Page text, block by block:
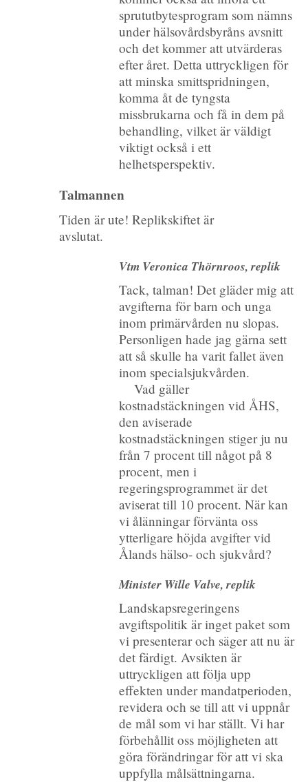
sprututbytesprogram som nämns
under hälsovårdsbyråns avsnitt
och det kommer att utvärderas
efter året. Detta uttryckligen för
att minska smittspridningen,
komma åt de tyngsta
missbrukarna och få in dem på
behandling, vilket är väldigt
viktigt också i ett
helhetsperspektiv.
Talmannen
Tiden är ute! Replikskiftet är
avslutat.
Vtm Veronica Thörnroos, replik
Tack, talman! Det gläder mig att
avgifterna för barn och unga
inom primärvården nu slopas.
Personligen hade jag gärna sett
att så skulle ha varit fallet även
inom specialsjukvården.
Vad gäller
kostnadstäckningen vid ÅHS,
den aviserade
kostnadstäckningen stiger ju nu
från 7 procent till något på 8
procent, men i
regeringsprogrammet är det
aviserat till 10 procent. När kan
vi ålänningar förvänta oss
ytterligare höjda avgifter vid
Ålands hälso- och sjukvård?
Minister Wille Valve, replik
Landskapsregeringens
avgiftspolitik är inget paket som
vi presenterar och säger att nu är
det färdigt. Avsikten är
uttryckligen att följa upp
effekten under mandatperioden,
revidera och se till att vi uppnår
de mål som vi har ställt. Vi har
förbehållit oss möjligheten att
göra förändringar för att vi ska
uppfylla målsättningarna.